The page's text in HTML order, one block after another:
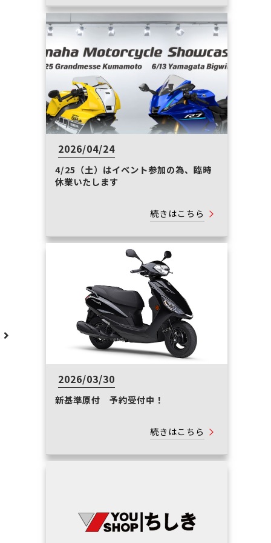
2026/04/24
4/25（土）はイベント参加の為、臨時
休業いたします
続きはこちら
2026/03/30
新基準原付 予約受付中！
続きはこちら